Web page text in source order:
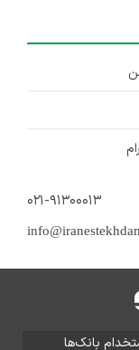
۰۲۱-۹۱۳۰۰۰۱۳
بانک‌ها